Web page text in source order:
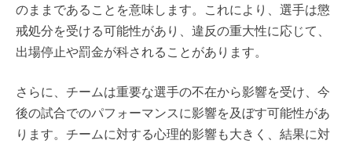
のままであることを意味します。これにより、選手は懲
戒処分を受ける可能性があり、違反の重大性に応じて、
出場停止や罰金が科されることがあります。
さらに、チームは重要な選手の不在から影響を受け、今
後の試合でのパフォーマンスに影響を及ぼす可能性があ
ります。チームに対する心理的影響も大きく、結果に対